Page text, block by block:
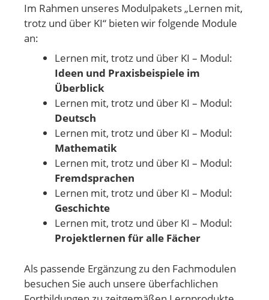
Im Rahmen unseres Modulpakets „Lernen mit,
trotz und über KI“ bieten wir folgende Module
an:
Lernen mit, trotz und über KI – Modul:
Ideen und Praxisbeispiele im
Überblick
Lernen mit, trotz und über KI – Modul:
Deutsch
Lernen mit, trotz und über KI – Modul:
Mathematik
Lernen mit, trotz und über KI – Modul:
Fremdsprachen
Lernen mit, trotz und über KI – Modul:
Geschichte
Lernen mit, trotz und über KI – Modul:
Projektlernen für alle Fächer
Als passende Ergänzung zu den Fachmodulen
besuchen Sie auch unsere überfachlichen